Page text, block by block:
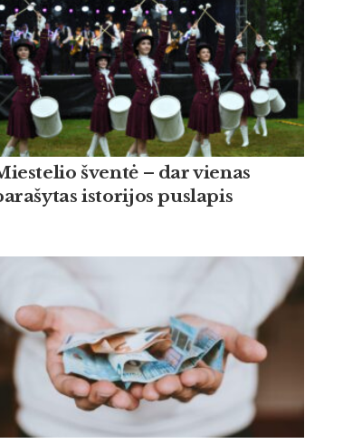
šventė – dar vienas
istorijos puslapis